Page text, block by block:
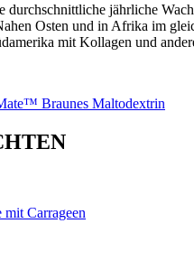
jährliche
Osten und in Afrika im
mit Kollagen und
Braunes Maltodextrin
Carrageen